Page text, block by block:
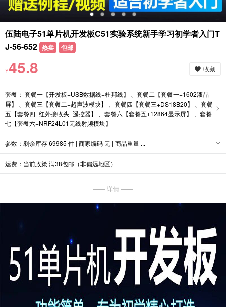
伍陆电子51单片机开发板C51实验系统新手学习初学者入门T
J-56-652 热卖 包邮
¥45.8 收藏
套餐： 套餐一【开发板+USB数据线+杜邦线】 、套餐二【套餐一+1602液晶
屏】 、套餐三【套餐二+超声波模块】 、套餐四【套餐三+DS18B20】 、套餐
五【套餐四+红外接收头+遥控器】 、套餐六【套餐五+12864显示屏】 、套餐
七【套餐六+NRF24L01无线射频模块】
参数：剩余库存 69985 件 | 商家编码 无 | 商品重量 ...
运费：当前政策 满38包邮（非偏远地区）
—— 详情 ——